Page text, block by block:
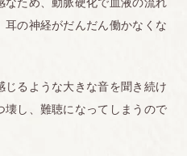
の神経がだんだん働かなくな
じるような大きな音を聞き続け
壊し、難聴になってしまうので